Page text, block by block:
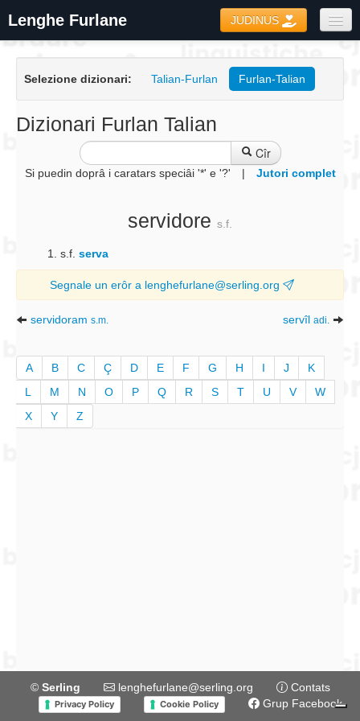
Lenghe Furlane JUDINUS
Formari
Coretôr Ortografic
Informazions
Selezione dizionari: Talian-Furlan Furlan-Talian
Dizionari Furlan Talian
Cîr
Si puedin doprâ i caratars speciâi '*' e '?' | Jutori complet
servidore s.f.
s.f. serva
Segnale un erôr a lenghefurlane@serling.org
servidoram s.m. servîl adi.
A B C Ç D E F G H I J
K
L
M N O P Q R S T U V
W
X
Y Z
© Serling lenghefurlane@serling.org Contats
Privacy Policy Cookie Policy Grup Facebook